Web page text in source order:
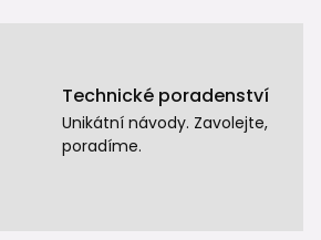
Technické poradenství
Unikátní návody. Zavolejte,
poradíme.